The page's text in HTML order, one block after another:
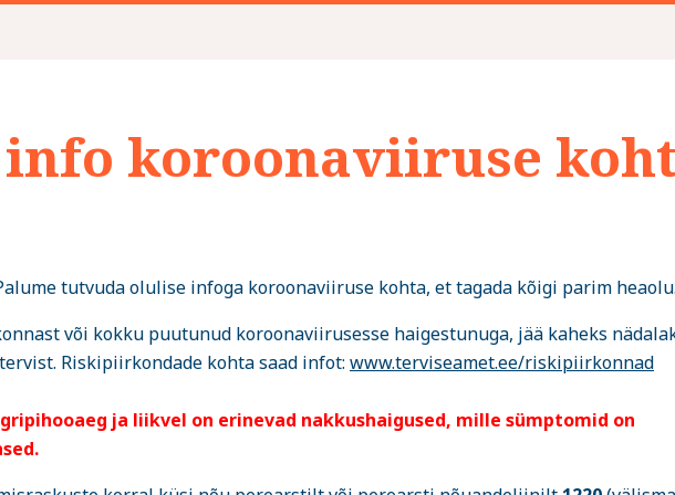
koroonaviiruse
tutvuda olulise infoga koroonaviiruse kohta, et tagada kõigi parim heaolu.
või kokku puutunud koroonaviirusesse haigestunuga, jää kaheks
Riskipiirkondade kohta saad infot: www.terviseamet.ee/riskipiirkonnad
gripihooaeg ja liikvel on erinevad nakkushaigused, mille sümptomid on